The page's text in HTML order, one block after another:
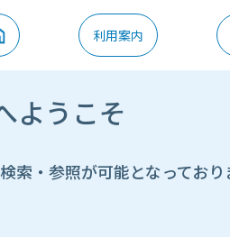
利用案内
ようこそ
・参照が可能となっており